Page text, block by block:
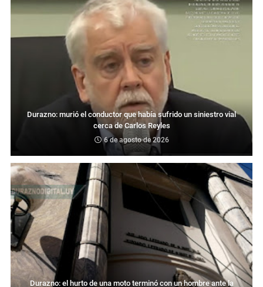
Durazno: murió el conductor que había sufrido un siniestro vial
cerca de Carlos Reyles
6 de agosto de 2026
Durazno: el hurto de una moto terminó con un hombre ante la